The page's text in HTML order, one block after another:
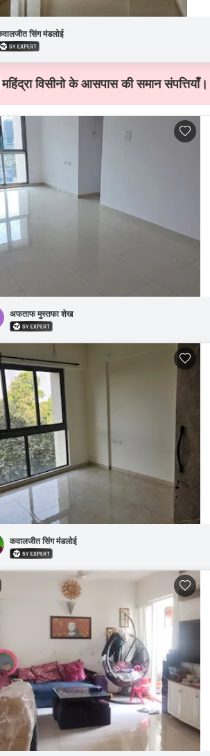
सिंग मंडलोई
महिंद्रा विसीनो के आसपास की समान संपत्तियाँ।
अफताफ मुस्तफा शेख
कवालजीत सिंग मंडलोई